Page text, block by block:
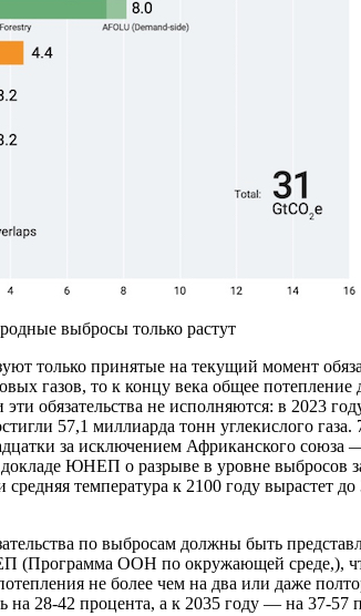
выбросы только растут
только принятые на текущий момент
газов, то к концу века общее потепление
обязательства не исполняются: в 2023
57,1 миллиарда тонн углекислого
за исключением Африканского союза
ЮНЕП о разрыве в уровне выбросов
температура к 2100 году вырастет до
по выбросам должны быть
(Программа ООН по окружающей среде,),
не более чем на два или даже
на 28-42 процента, а к 2035 году — на 37-57